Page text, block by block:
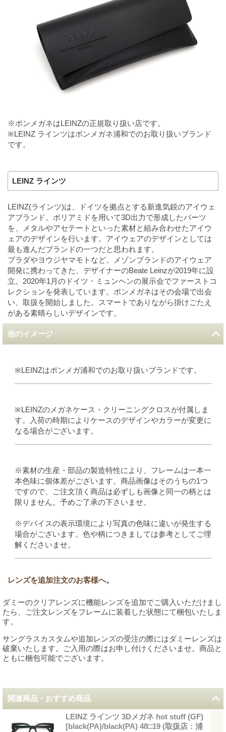
※ポンメガネはLEINZの正規取り扱い店です。
※LEINZ ラインツはポンメガネ浦和でのお取り扱いブランド
です。
LEINZ ラインツ
LEINZ(ラインツ)は、ドイツを拠点とする新進気鋭のアイウェ
アブランド。ポリアミドを用いて3D出力で形成したパーツ
を、メタルやアセテートといった素材と組み合わせたアイウ
ェアのデザインを行います。アイウェアのデザインとしては
最も進んだブランドの一つだと思われます。
プラダやヨウジヤマモトなど、メゾンブランドのアイウェア
開発に携わってきた、デザイナーのBeate Leinzが2019年に設
立。2020年1月のドイツ・ミュンヘンの展示会でファーストコ
レクションを発表しています。ポンメガネはその会場で出会
い、取扱を開始しました。スマートでありながら掛けごたえ
がある素晴らしいデザインです。
他のイメージ
※LEINZはポンメガ浦和でのお取り扱いブランドです。
※LEINZのメガネケース・クリーニングクロスが付属しま
す。入荷の時期によりケースのデザインやカラーが変更に
なる場合がございます。
※素材の生産・部品の製造特性により、フレームは一本一
本色味に個体差がございます。商品画像はそのうちの1つ
ですので、ご注文頂く商品は必ずしも画像と同一の柄とは
限りません。予めご了承の下さいませ。
※デバイスの表示環境により写真の色味に違いが発生する
場合がございます。色や柄につきましては参考としてご理
解くださいませ。
レンズを追加注文のお客様へ。
ダミーのクリアレンズに機能レンズを追加でご購入いただけまし
たら、ご注文レンズをフレームに装着した状態にて梱包いたしま
す。
サングラスカスタムや追加レンズの受注の際にはダミーレンズは
破棄いたします。ご入用の際はお申し付けくださいませ。商品と
ともに梱包可能でございます。
関連商品・おすすめ商品
LEINZ ラインツ 3Dメガネ hot stuff (GF)
[black(PA)/black(PA) 48□19 (取扱店：浦